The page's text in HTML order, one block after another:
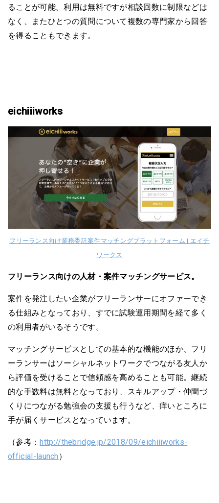
ることが可能。利用は無料ですが相談回数に制限などは
なく、またひとつの質問について複数の専門家から回答
を得ることもできます。
eichiiiworks
フリーランス向け業務委託案件マッチングプラットフォーム | エイチ
ワークス
フリーランス向けの人材・案件マッチングサービス。
案件を発注したい企業がフリーランサーにオファーでき
る仕組みとなっており、すでに試験運用期間を経て多く
の利用者がいるそうです。
マッチングサービスとしての基本的な機能のほか、フリ
ーランサーはソーシャルネットワークでつながる友人か
ら評価を受けることで信頼感を高めることも可能。継続
的な手数料は無料となっており、スキルアップ・仲間づ
くりにつながる勉強会の支援も行うなど、痒いところに
手が届くサービスとなっています。
（参考： http://thebridge.jp/2018/09/eichiiiworks-
official-launch ）